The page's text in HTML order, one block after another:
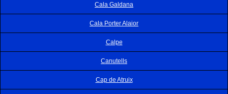
Cala Galdana
Cala Porter Alaior
Calpe
Canutells
Cap de Atruix